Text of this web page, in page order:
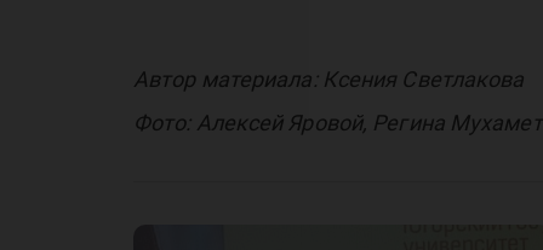
Автор материала: Ксения Светлакова
Фото: Алексей Яровой, Регина